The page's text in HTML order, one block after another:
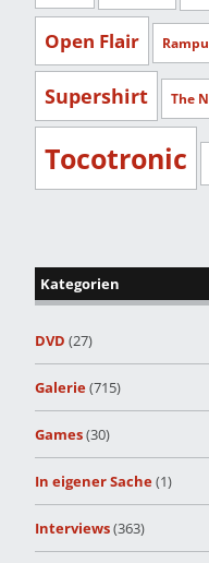
Open Flair
Supershirt The
Tocotronic
Kategorien
DVD (27)
Galerie(715)
Games(30)
In eigener Sache(1)
Interviews(363)